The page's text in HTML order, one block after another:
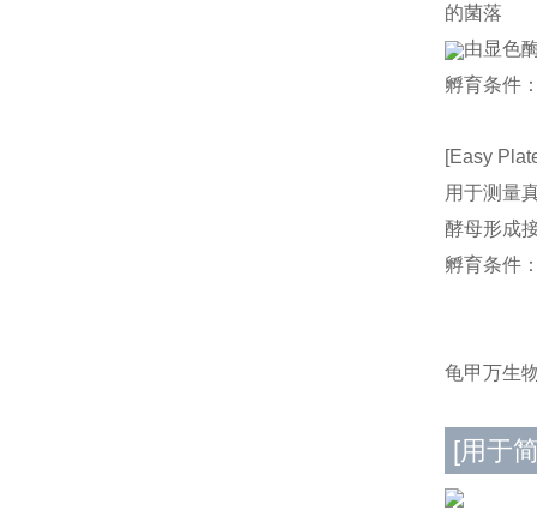
的菌落
由显色
孵育条件
[Easy
用于测量
酵母形成
孵育条件
龟甲万生
[用于